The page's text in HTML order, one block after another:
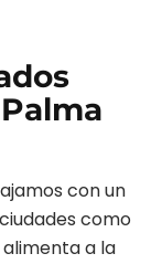
Palma
con un
como
a la